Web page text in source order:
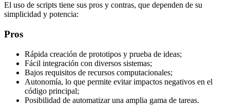
El uso de scripts tiene sus pros y contras, que dependen de su
simplicidad y potencia:
Pros
Rápida creación de prototipos y prueba de ideas;
Fácil integración con diversos sistemas;
Bajos requisitos de recursos computacionales;
Autonomía, lo que permite evitar impactos negativos en el
código principal;
Posibilidad de automatizar una amplia gama de tareas.